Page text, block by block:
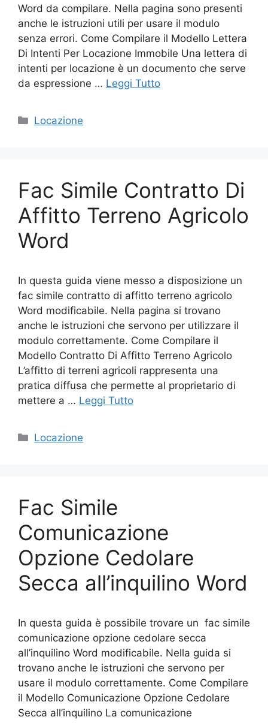
Word da compilare. Nella pagina sono presenti
anche le istruzioni utili per usare il modulo
senza errori. Come Compilare il Modello Lettera
Di Intenti Per Locazione Immobile Una lettera di
intenti per locazione è un documento che serve
da espressione … Leggi Tutto
Categorie
Locazione
Fac Simile Contratto Di
Affitto Terreno Agricolo
Word
In questa guida viene messo a disposizione un
fac simile contratto di affitto terreno agricolo
Word modificabile. Nella pagina si trovano
anche le istruzioni che servono per utilizzare il
modulo correttamente. Come Compilare il
Modello Contratto Di Affitto Terreno Agricolo
L’affitto di terreni agricoli rappresenta una
pratica diffusa che permette al proprietario di
mettere a … Leggi Tutto
Categorie
Locazione
Fac Simile
Comunicazione
Opzione Cedolare
Secca all’inquilino Word
In questa guida è possibile trovare un fac simile
comunicazione opzione cedolare secca
all’inquilino Word modificabile. Nella guida si
trovano anche le istruzioni che servono per
usare il modulo correttamente. Come Compilare
il Modello Comunicazione Opzione Cedolare
Secca all’inquilino La comunicazione